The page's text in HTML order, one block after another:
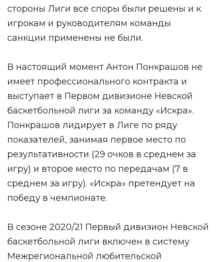
стороны Лиги все споры были решены и к
игрокам и руководителям команды
санкции применены не были.
В настоящий момент Антон Понкрашов не
имеет профессионального контракта и
выступает в Первом дивизионе Невской
баскетбольной лиги за команду «Искра».
Понкрашов лидирует в Лиге по ряду
показателей, занимая первое место по
результативности (29 очков в среднем за
игру) и второе место по передачам (7 в
среднем за игру). «Искра» претендует на
победу в чемпионате.
В сезоне 2020/21 Первый дивизион Невской
баскетбольной лиги включен в систему
Межрегиональной любительской